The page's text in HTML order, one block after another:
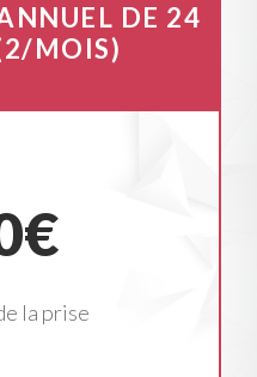
DE 24
MOIS)
la prise